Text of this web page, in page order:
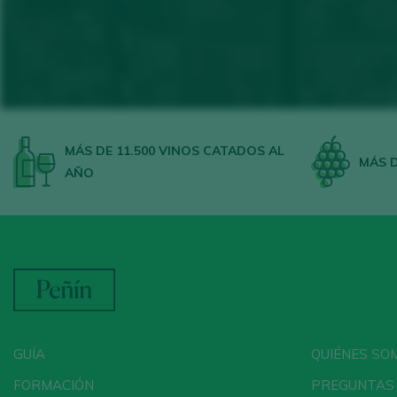
MÁS DE 11.500 VINOS CATADOS AL
AÑO
MÁS
GUÍA
FORMACIÓN
QUIÉNES